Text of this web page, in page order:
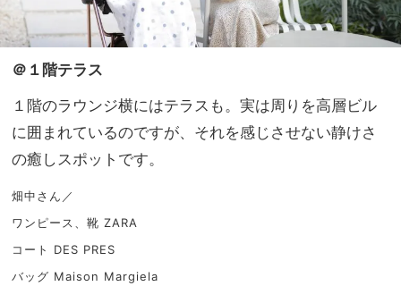
＠１階テラス
１階のラウンジ横にはテラスも。実は周りを高層ビル
に囲まれているのですが、それを感じさせない静けさ
の癒しスポットです。
畑中さん／
ワンピース、靴 ZARA
コート DES PRES
バッグ Maison Margiela